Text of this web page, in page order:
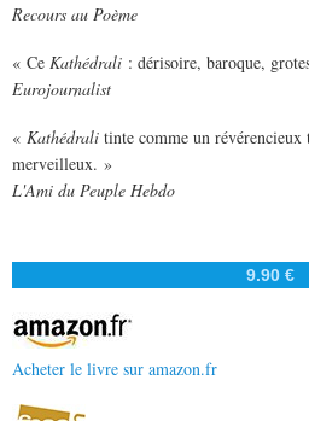
Recours au Poème
« Ce Kathédrali : dérisoire, baroque,
Eurojournalist
« Kathédrali tinte comme un
merveilleux. »
L'Ami du Peuple Hebdo
9.90 €
Acheter le livre sur amazon.fr